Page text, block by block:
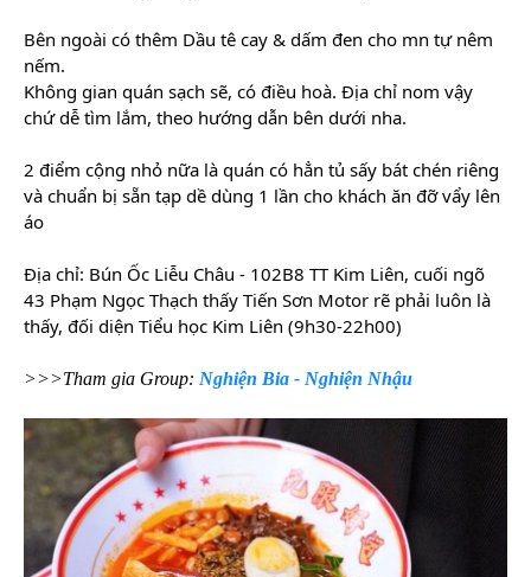
Bên ngoài có thêm Dầu tê cay & dấm đen cho mn tự nêm
nếm.
Không gian quán sạch sẽ, có điều hoà. Địa chỉ nom vậy
chứ dễ tìm lắm, theo hướng dẫn bên dưới nha.
2 điểm cộng nhỏ nữa là quán có hẳn tủ sấy bát chén riêng
và chuẩn bị sẵn tạp dề dùng 1 lần cho khách ăn đỡ vẩy lên
áo
Địa chỉ: Bún Ốc Liễu Châu - 102B8 TT Kim Liên, cuối ngõ
43 Phạm Ngọc Thạch thấy Tiến Sơn Motor rẽ phải luôn là
thấy, đối diện Tiểu học Kim Liên (9h30-22h00)
>>>Tham gia Group: Nghiện Bia - Nghiện Nhậu